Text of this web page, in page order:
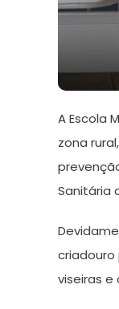
maio
de
2024
A Escola
zona
Sanitária
viseiras e